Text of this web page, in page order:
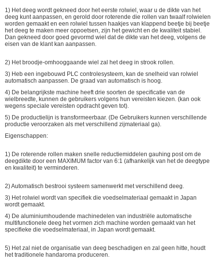
1) Het deeg wordt gekneed door het eerste rolwiel, waar u de dikte van het
deeg kunt aanpassen, en gerold door roterende die rollen van twaalf rolwielen
worden gemaakt en een rolwiel tussen haakjes van klappend beetje bij beetje
het deeg te maken meer oppoetsen, zijn het gewicht en de kwaliteit stabiel.
Dan gekneed door goed gevormd wiel dat de dikte van het deeg, volgens de
eisen van de klant kan aanpassen.
2) Het broodje-omhooggaande wiel zal het deeg in strook rollen.
3) Heb een ingebouwd PLC controlesysteem, kan de snelheid van rolwiel
automatisch aanpassen. De graad van automatisch is hoog.
4) De belangrijkste machine heeft drie soorten de specificatie van de
wielbreedte, kunnen de gebruikers volgens hun vereisten kiezen. (kan ook
wegens speciale vereisten opdracht geven tot).
5) De productielijn is transformeerbaar. (De Gebruikers kunnen verschillende
productie veroorzaken als met verschillend zijmateriaal ga).
Eigenschappen:
1) De roterende rollen maken snelle reductiemiddelen gauhing post om de
deegdikte door een MAXIMUM factor van 6:1 (afhankelijk van het de deegtype
en kwaliteit) te verminderen.
2) Automatisch bestrooi systeem samenwerkt met verschillend deeg.
3) Het rolwiel wordt van specifiek die voedselmateriaal gemaakt in Japan
wordt gemaakt.
4) De aluminiumhoudende machinedelen van industriële automatische
multifunctionele deeg het vormen zich machine worden gemaakt van het
specifieke die voedselmateriaal, in Japan wordt gemaakt.
5) Het zal niet de organisatie van deeg beschadigen en zal geen hitte, houdt
het traditionele handaroma produceren.